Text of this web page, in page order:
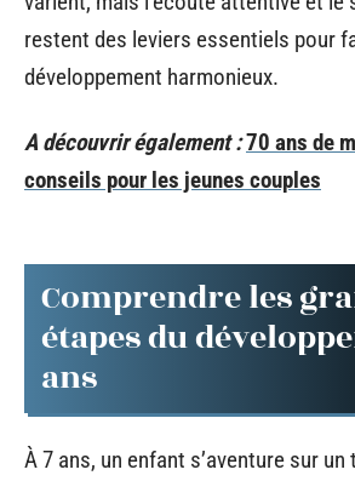
restent des leviers essentiels pour
développement harmonieux.
A découvrir également :70 ans de
conseils pour les jeunes couples
Comprendre les
étapes du
ans
À 7 ans, un enfant s’aventure sur